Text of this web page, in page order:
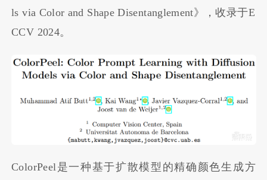
ls via Color and Shape Disentanglement》，收录于E
CCV 2024。
ColorPeel是一种基于扩散模型的精确颜色生成方